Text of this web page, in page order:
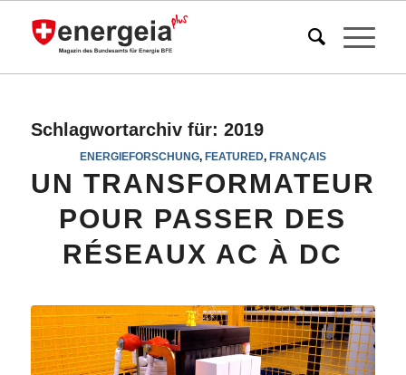
Schlagwortarchiv für: 2019
ENERGIEFORSCHUNG, FEATURED, FRANÇAIS
UN TRANSFORMATEUR
POUR PASSER DES
RÉSEAUX AC À DC